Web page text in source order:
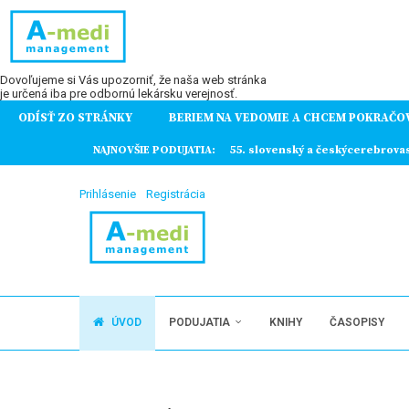
Dovoľujeme si Vás upozorniť, že naša web stránka
je určená iba pre odbornú lekársku verejnosť.
ODÍSŤ ZO STRÁNKY BERIEM NA VEDOMIE A CHCEM
NAJNOVŠIE PODUJATIA: 55. slovenský a
Prihlásenie Registrácia
ÚVOD PODUJATIA KNIHY ČASOPISY